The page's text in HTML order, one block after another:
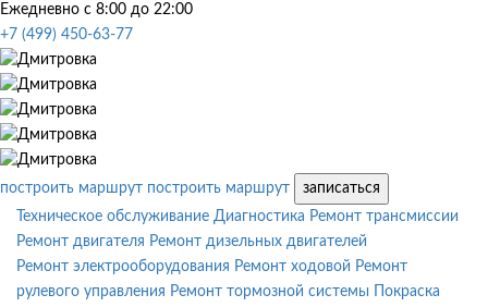
Ежедневно с 8:00 до 22:00
+7 (499) 450-63-77
построить маршрут построить маршрут
записаться
Техническое обслуживание Диагностика Ремонт трансмиссии
Ремонт двигателя Ремонт дизельных двигателей
Ремонт электрооборудования Ремонт ходовой Ремонт
рулевого управления Ремонт тормозной системы
Покраска